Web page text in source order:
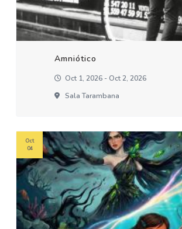
Amniótico
Oct 1, 2026 - Oct 2, 2026
Sala Tarambana
Oct
04